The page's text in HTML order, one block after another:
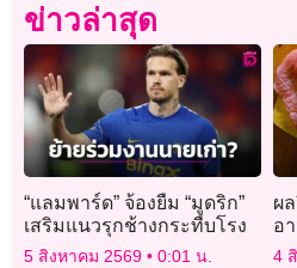
ข่าวล่าสุด
“แลมพาร์ด” จ้องยืม “มูดริก”
เสริมแนวรุกช้างกระทืบโรง
5 สิงหาคม 2569 0:01 น.
ผ
อ
อ
4